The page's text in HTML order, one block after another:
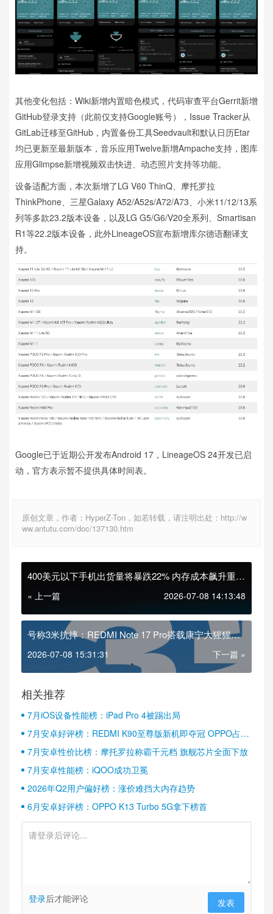
其他变化包括：Wiki新增内置暗色模式，代码审查平台Gerrit新增
GitHub登录支持（此前仅支持Google账号），Issue Tracker从
GitLab迁移至GitHub，内置备份工具Seedvault和默认日历Etar
均已更新至最新版本，音乐应用Twelve新增Ampache支持，图库
应用Glimpse新增视频双击快进、动态照片支持等功能。
设备适配方面，本次新增了LG V60 ThinQ、摩托罗拉
ThinkPhone、三星Galaxy A52/A52s/A72/A73、小米11/12/13系
列等多款23.2版本设备，以及LG G5/G6/V20全系列、Smartisan
R1等22.2版本设备，此外LineageOS宣布新增库尔德语翻译支
持。
Google已于近期公开发布Android 17，LineageOS 24开发已启
动，官方表示暂不提供具体时间表。
原创文章，作者：HyperZ-Ton，如若转载，请注明出处：http://w
ww.antutu.com/doc/137130.htm
400美元以下手机出货量将暴跌22% 内存成本飙升重创
« 上一篇 2026-07-08 14:13:48
号称3米抗摔：REDMI Note 17 Pro搭载康宁大猩猩玻
2026-07-08 15:31:31 下一篇 »
相关推荐
7月iOS设备性能榜：iPad Pro 4被踢出局
7月安卓好评榜：REDMI K90至尊版新机即夺冠 OPPO占据
半壁江山
7月安卓性价比榜：摩托罗拉称霸千元档 旗舰芯片全面下放
7月安卓性能榜：iQOO成功卫冕
2026年Q2用户偏好榜：涨价难挡大内存趋势
6月安卓好评榜：OPPO K13 Turbo 5G拿下榜首
登录后才能评论 发表